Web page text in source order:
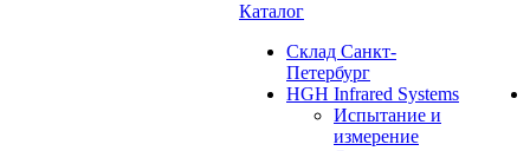
Каталог
Cклад Санкт-
Петербург
HGH Infrared Systems
Испытание и
измерение